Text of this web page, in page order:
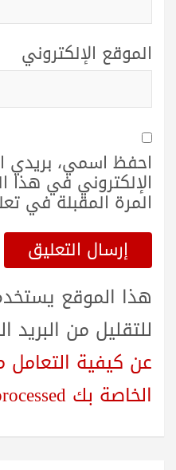
الموقع الإلكتروني
احفظ اسمي، بريدي
الإلكتروني في هذا
المرة المقبلة في
هذا الموقع
للتقليل من البريد
عن كيفية التعامل
الخاصة بك processed